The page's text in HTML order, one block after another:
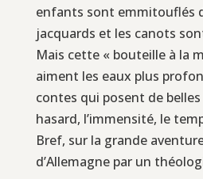
enfants sont emmitouflés
jacquards et les canots
Mais cette « bouteille à la
aiment les eaux plus
contes qui posent de
hasard, l’immensité, le
Bref, sur la grande
d’Allemagne par un